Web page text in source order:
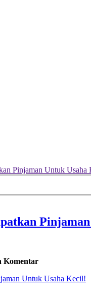
Pinjaman Untuk Usaha
pada
Mudah
Komentar